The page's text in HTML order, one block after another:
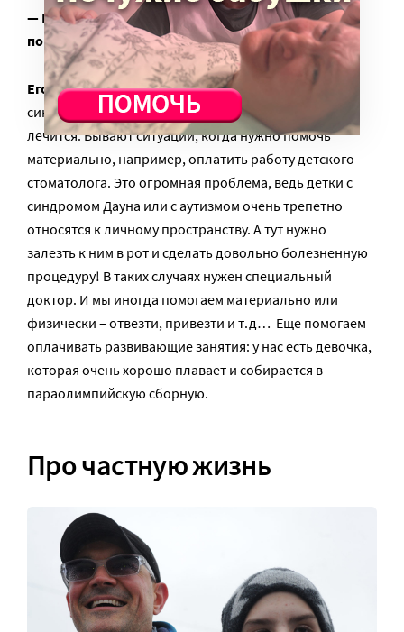
— Ваш Фонд оказывает детям материальную
помощь?
Егор:Мы не собираем деньги на лечение детей:
синдром Дауна, аутизм – это не болезни, это не
лечится. Бывают ситуации, когда нужно помочь
материально, например, оплатить работу детского
стоматолога. Это огромная проблема, ведь детки с
синдромом Дауна или с аутизмом очень трепетно
относятся к личному пространству. А тут нужно
залезть к ним в рот и сделать довольно болезненную
процедуру! В таких случаях нужен специальный
доктор. И мы иногда помогаем материально или
физически – отвезти, привезти и т.д… Еще помогаем
оплачивать развивающие занятия: у нас есть девочка,
которая очень хорошо плавает и собирается в
параолимпийскую сборную.
Про частную жизнь